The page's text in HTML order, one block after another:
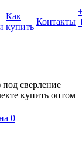
Как
купить
Контакты
сверление
купить оптом
0